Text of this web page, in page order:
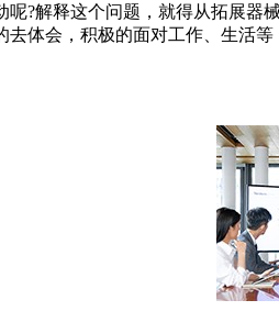
?解释这个问题，就得从拓展
去体会，积极的面对工作、生